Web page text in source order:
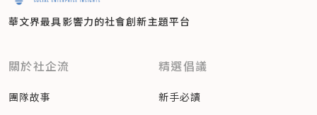
華文界最具影響力的社會創新主題平台
關於社企流
團隊故事
精選倡議
新手必讀